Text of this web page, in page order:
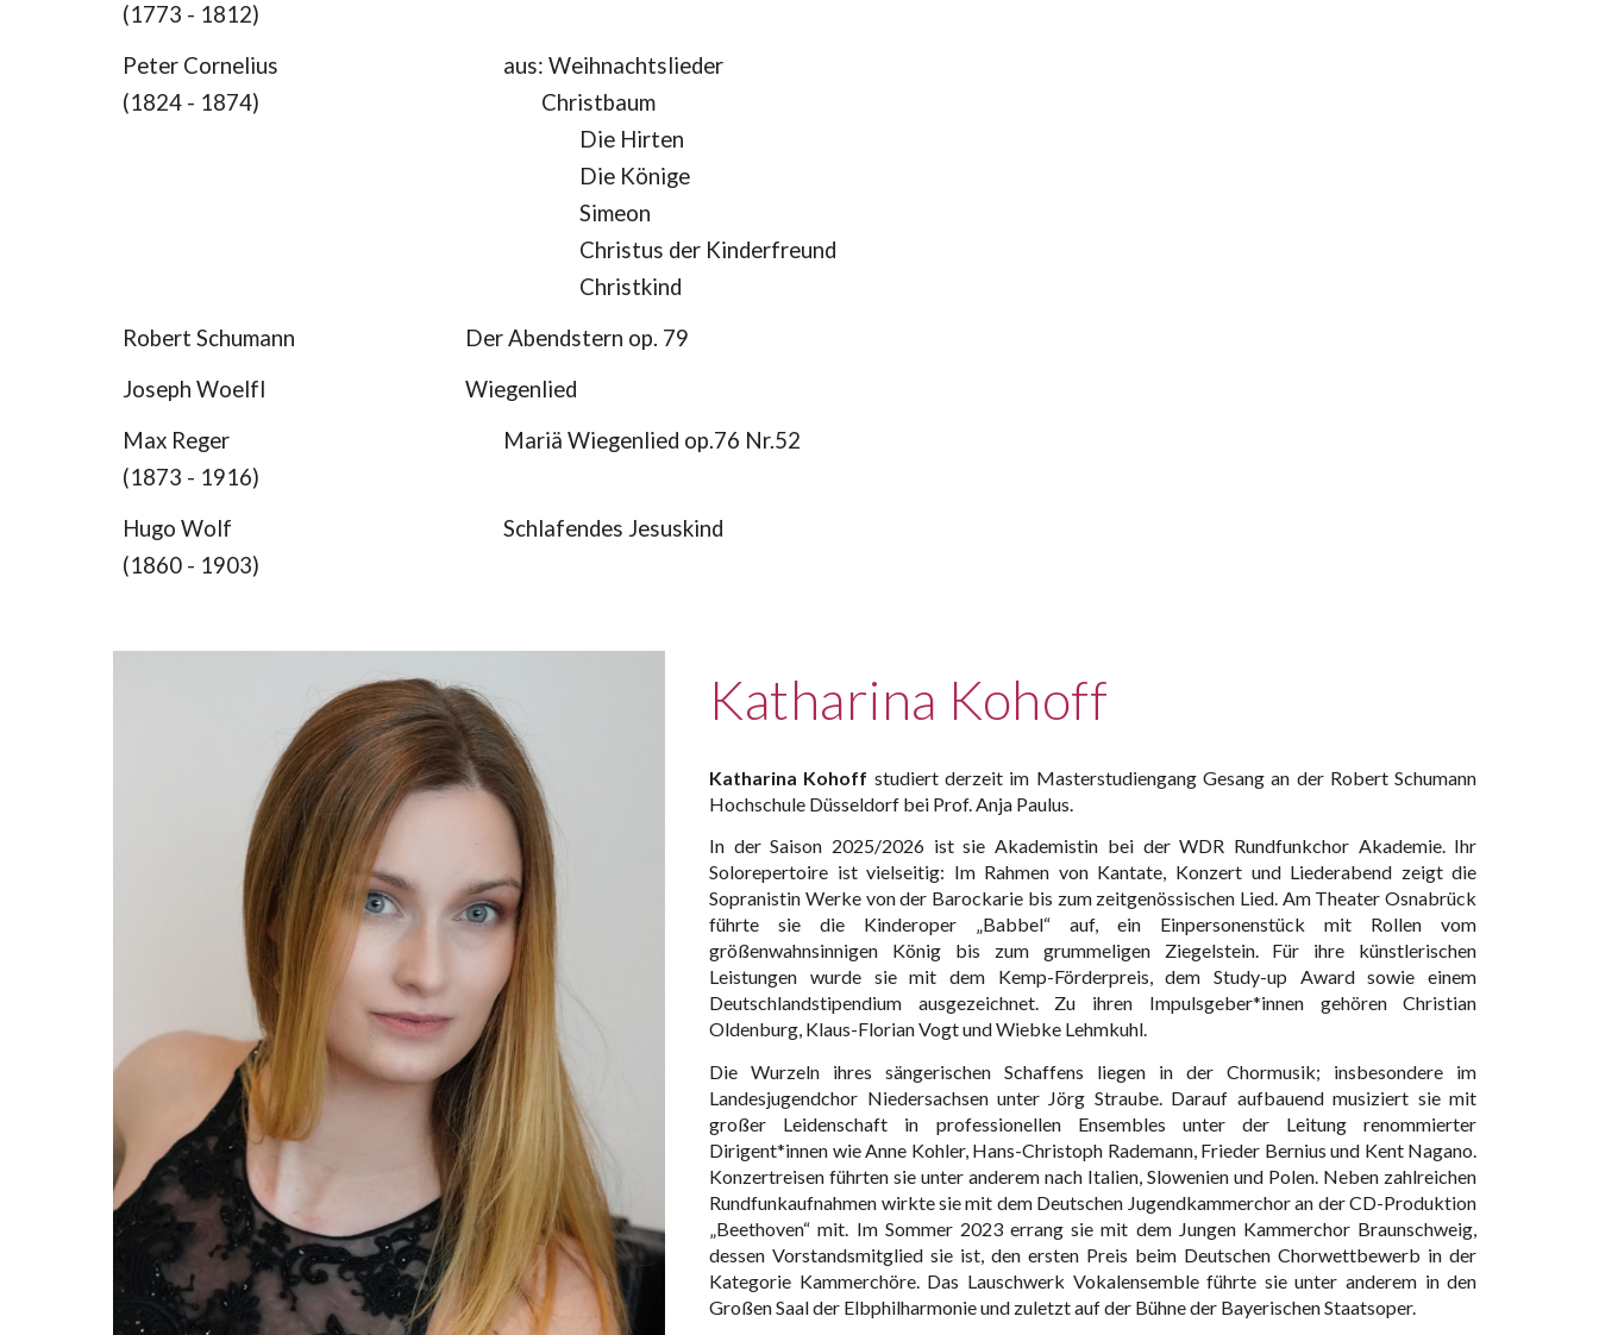
(1773 - 1812)
Peter Cornelius
aus: Weihnachtslieder
(1824 - 1874)
Christbaum
Die Hirten
Die Könige
Simeon
Christus der Kinderfreund
Christkind
Robert Schumann
Der Abendstern op. 79
Joseph Woelfl
Wiegenlied
Max Reger
Mariä Wiegenlied op.76 Nr.52
(1873 - 1916)
Hugo Wolf
Schlafendes Jesuskind
(1860 - 1903)
Katharina Kohoff
Katharina Kohoff studiert derzeit im Masterstudiengang Gesang an der Robert Schumann
Hochschule Düsseldorf bei Prof. Anja Paulus.
In der Saison 2025/2026 ist sie Akademistin bei der WDR Rundfunkchor Akademie. Ihr
Solorepertoire ist vielseitig: Im Rahmen von Kantate, Konzert und Liederabend zeigt die
Sopranistin Werke von der Barockarie bis zum zeitgenössischen Lied. Am Theater Osnabrück
führte sie die Kinderoper „Babbel“ auf, ein Einpersonenstück mit Rollen vom
größenwahnsinnigen König bis zum grummeligen Ziegelstein. Für ihre künstlerischen
Leistungen wurde sie mit dem Kemp-Förderpreis, dem Study-up Award sowie einem
Deutschlandstipendium ausgezeichnet. Zu ihren Impulsgeber*innen gehören Christian
Oldenburg, Klaus-Florian Vogt und Wiebke Lehmkuhl.
Die Wurzeln ihres sängerischen Schaffens liegen in der Chormusik; insbesondere im
Landesjugendchor Niedersachsen unter Jörg Straube. Darauf aufbauend musiziert sie mit
großer Leidenschaft in professionellen Ensembles unter der Leitung renommierter
Dirigent*innen wie Anne Kohler, Hans-Christoph Rademann, Frieder Bernius und Kent Nagano.
Konzertreisen führten sie unter anderem nach Italien, Slowenien und Polen. Neben zahlreichen
Rundfunkaufnahmen wirkte sie mit dem Deutschen Jugendkammerchor an der CD-Produktion
„Beethoven“ mit. Im Sommer 2023 errang sie mit dem Jungen Kammerchor Braunschweig,
dessen Vorstandsmitglied sie ist, den ersten Preis beim Deutschen Chorwettbewerb in der
Kategorie Kammerchöre. Das Lauschwerk Vokalensemble führte sie unter anderem in den
Großen Saal der Elbphilharmonie und zuletzt auf der Bühne der Bayerischen Staatsoper.